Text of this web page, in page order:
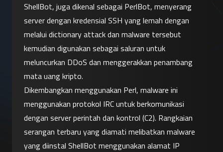
ShellBot, juga dikenal sebagai PerlBot, menyerang
server dengan kredensial SSH yang lemah dengan
melalui dictionary attack dan malware tersebut
kemudian digunakan sebagai saluran untuk
meluncurkan DDoS dan menggerakkan penambang
mata uang kripto.
Dikembangkan menggunakan Perl, malware ini
menggunakan protokol IRC untuk berkomunikasi
dengan server perintah dan kontrol (C2). Rangkaian
serangan terbaru yang diamati melibatkan malware
yang diinstal ShellBot menggunakan alamat IP